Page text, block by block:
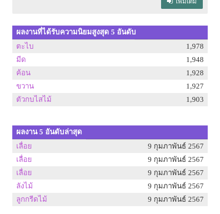
ผลงานที่ได้รับความนิยมสูงสุด 5 อันดับ
ตะไบ
1,978
มีด
1,948
ค้อน
1,928
ขวาน
1,927
ตัวกบไสไม้
1,903
ผลงาน 5 อันดับล่าสุด
เลื่อย
9 กุมภาพันธ์ 2567
เลื่อย
9 กุมภาพันธ์ 2567
เลื่อย
9 กุมภาพันธ์ 2567
ลังไม้
9 กุมภาพันธ์ 2567
ลูกกรีดไม้
9 กุมภาพันธ์ 2567